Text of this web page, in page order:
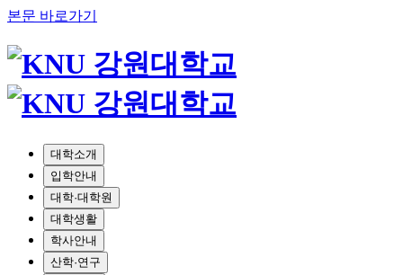
본문 바로가기
대학소개
입학안내
대학·대학원
대학생활
학사안내
산학·연구